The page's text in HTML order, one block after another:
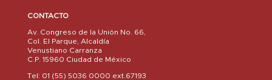
CONTACTO
Av. Congreso de la Unión No. 66,
Col. El Parque, Alcaldía
Venustiano Carranza
C.P. 15960 Ciudad de México
Tel: 01 (55) 5036 0000 ext.67193